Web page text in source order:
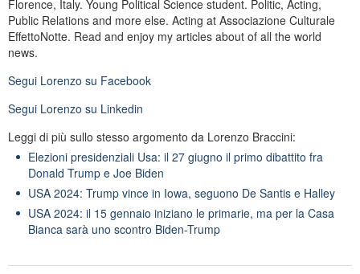
Florence, Italy. Young Political Science student. Politic, Acting,
Public Relations and more else. Acting at Associazione Culturale
EffettoNotte. Read and enjoy my articles about of all the world
news.
Segui Lorenzo su Facebook
Segui Lorenzo su Linkedin
Leggi di più sullo stesso argomento da Lorenzo Braccini:
Elezioni presidenziali Usa: il 27 giugno il primo dibattito fra
Donald Trump e Joe Biden
USA 2024: Trump vince in Iowa, seguono De Santis e Halley
USA 2024: il 15 gennaio iniziano le primarie, ma per la Casa
Bianca sarà uno scontro Biden-Trump